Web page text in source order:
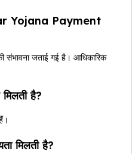
Yojana Payment
संभावना जताई गई है। आधिकारिक
है?
मिलती है?